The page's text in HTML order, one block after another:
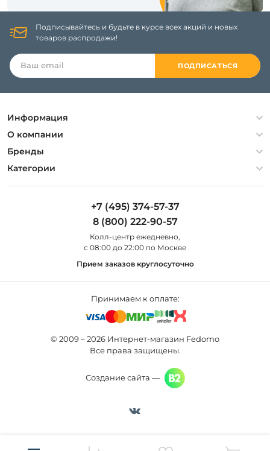
Подписывайтесь и будьте в курсе всех акций и новых
товаров распродажи!
ПОДПИСАТЬСЯ
Информация
Политика конфиденциальности
Гарантия
Оплата и доставка
О компании
О компании
Контакты
Бренды
Artelamp
Категории
Люстры
Уличные светильники
+7 (495) 374-57-37
8 (800) 222-90-57
Колл-центр eжедневно,
с 08:00 до 22:00 по Москве
Прием заказов круглосуточно
Принимаем к оплате:
© 2009 – 2026 Интернет-магазин Fedomo
Все права защищены.
Создание сайта —